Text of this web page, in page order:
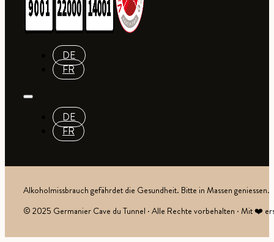
DE
FR
DE
FR
Alkoholmissbrauch gefährdet die Gesundheit. Bitte in Massen geniessen.
© 2025 Germanier Cave du Tunnel · Alle Rechte vorbehalten · Mit ❤️